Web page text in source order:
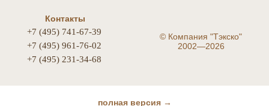
Контакты
+7 (495) 741-67-39
+7 (495) 961-76-02
+7 (495) 231-34-68
© Компания "Тэкско"
2002—2026
полная версия →